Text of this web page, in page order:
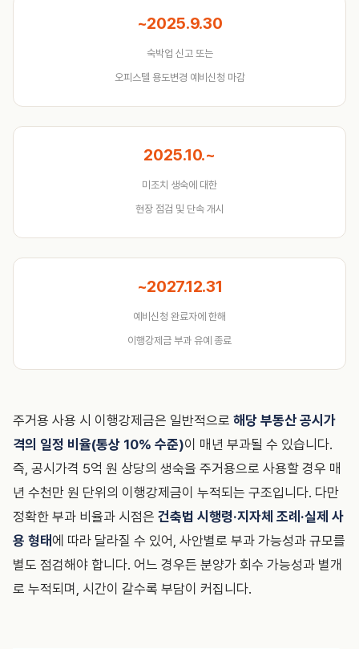
~2025.9.30
숙박업 신고 또는
오피스텔 용도변경 예비신청 마감
2025.10.~
미조치 생숙에 대한
현장 점검 및 단속 개시
~2027.12.31
예비신청 완료자에 한해
이행강제금 부과 유예 종료
주거용 사용 시 이행강제금은 일반적으로 해당 부동산 공시가
격의 일정 비율(통상 10% 수준)이 매년 부과될 수 있습니다.
즉, 공시가격 5억 원 상당의 생숙을 주거용으로 사용할 경우 매
년 수천만 원 단위의 이행강제금이 누적되는 구조입니다. 다만
정확한 부과 비율과 시점은 건축법 시행령·지자체 조례·실제 사
용 형태에 따라 달라질 수 있어, 사안별로 부과 가능성과 규모를
별도 점검해야 합니다. 어느 경우든 분양가 회수 가능성과 별개
로 누적되며, 시간이 갈수록 부담이 커집니다.